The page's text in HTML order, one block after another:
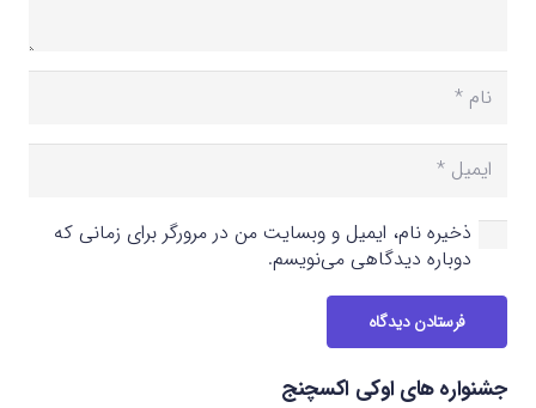
ذخیره نام، ایمیل و وبسایت من در مرورگر برای زمانی که
دوباره دیدگاهی می‌نویسم.
فرستادن دیدگاه
جشنواره های اوکی اکسچنج